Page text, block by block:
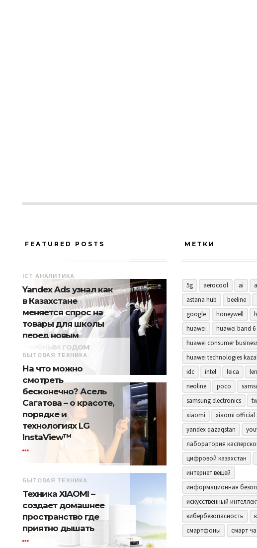
FEATURED POSTS
ICT АНАЛИТИКА
Yandex Ads узнал как
в Казахстане
меняется спрос на
товары для школы
перед новым
учебным годом
БЫТОВАЯ ТЕХНИКА
На что можно
смотреть
бесконечно? Асель
Сагатова – о красоте,
порядке и
технологиях LG
InstaView™
БЫТОВАЯ ТЕХНИКА
Техника XIAOMI –
создает домашнее
пространство где
приятно дышать
МЕТКИ
5g aerocool ai
astana hub
beeline
google
honeywell
huawei
huawei band 6
huawei consumer
huawei technologies
idc
intel leica
neoline
poco
samsung electronics
xiaomi
xiaomi official
yandex qazaqstan
лаборатория
цифровой казахстан
интернет вещей
информационная
искусственный
кибербезопасность
смартфоны
смарт